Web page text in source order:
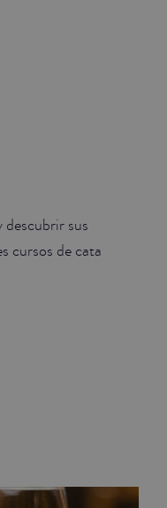
descubrir sus
cursos de cata